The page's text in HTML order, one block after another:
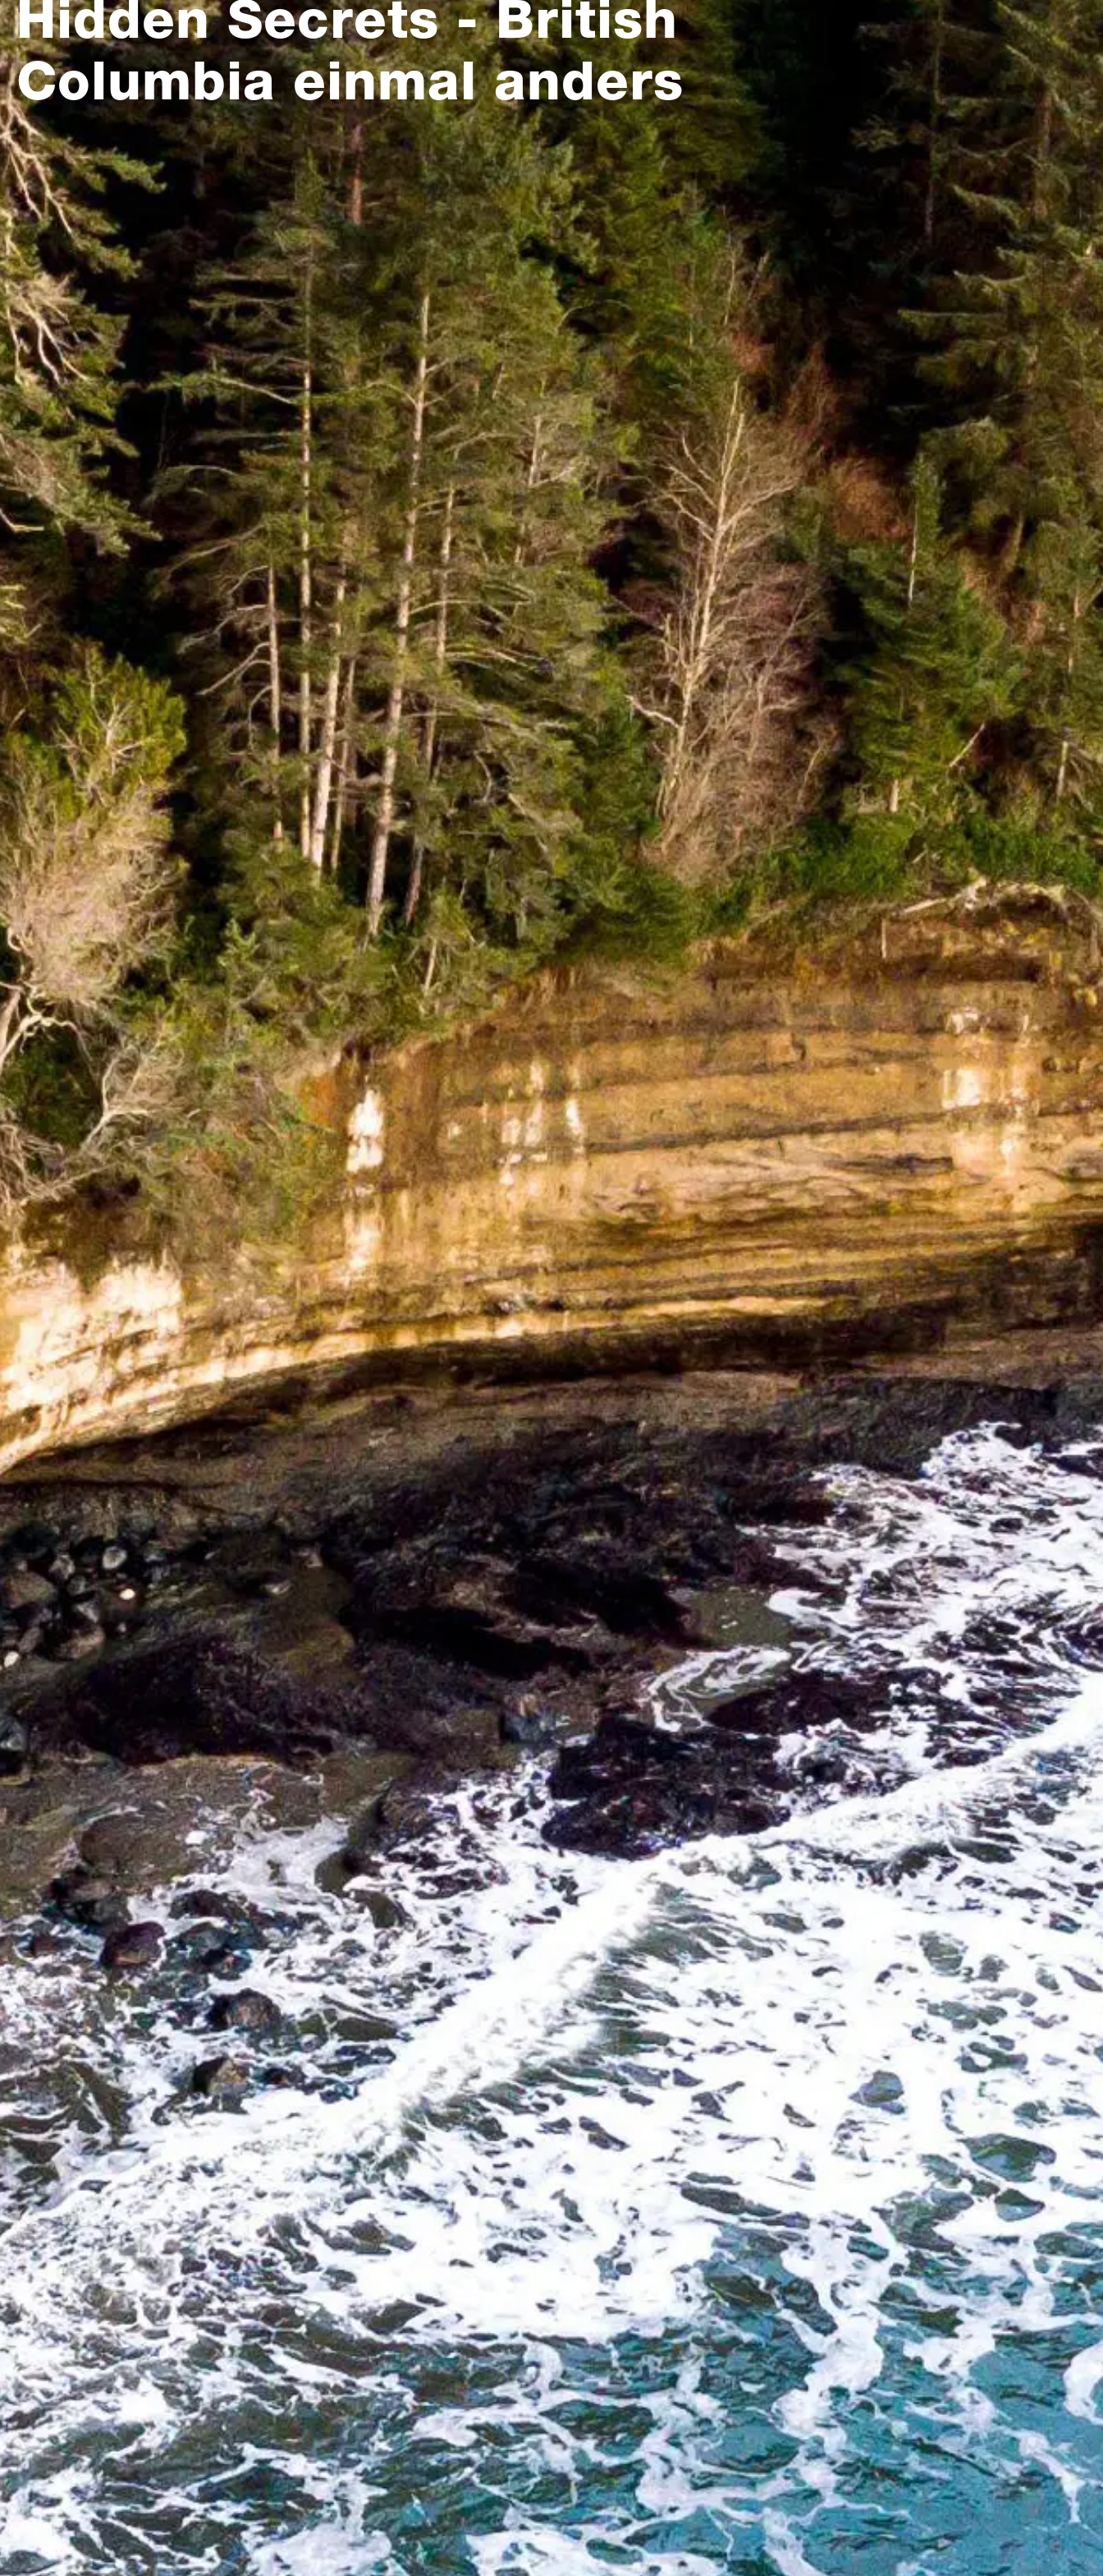
Hidden Secrets - British
Columbia einmal anders